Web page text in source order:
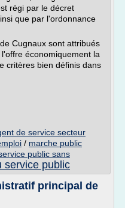
régi par le décret
que par l'ordonnance
Cugnaux sont attribués
économiquement la
critères bien définis dans
de service secteur
/ marche public
public sans
service public
principal de